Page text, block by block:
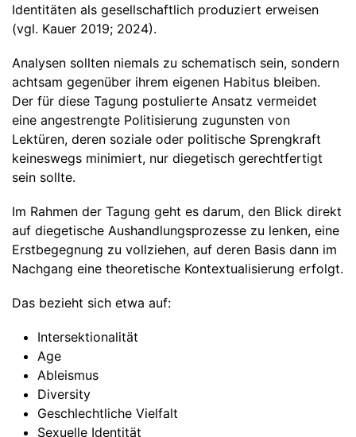
Identitäten als gesellschaftlich produziert erweisen
(vgl. Kauer 2019; 2024).
Analysen sollten niemals zu schematisch sein, sondern
achtsam gegenüber ihrem eigenen Habitus bleiben.
Der für diese Tagung postulierte Ansatz vermeidet
eine angestrengte Politisierung zugunsten von
Lektüren, deren soziale oder politische Sprengkraft
keineswegs minimiert, nur diegetisch gerechtfertigt
sein sollte.
Im Rahmen der Tagung geht es darum, den Blick direkt
auf diegetische Aushandlungsprozesse zu lenken, eine
Erstbegegnung zu vollziehen, auf deren Basis dann im
Nachgang eine theoretische Kontextualisierung erfolgt.
Das bezieht sich etwa auf:
Intersektionalität
Age
Ableismus
Diversity
Geschlechtliche Vielfalt
Sexuelle Identität